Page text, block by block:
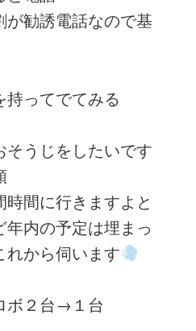
勧誘電話なので基
ってでてみる
うじをしたいです
間に行きますよと
内の予定は埋まっ
れから伺います
ボ２台→１台